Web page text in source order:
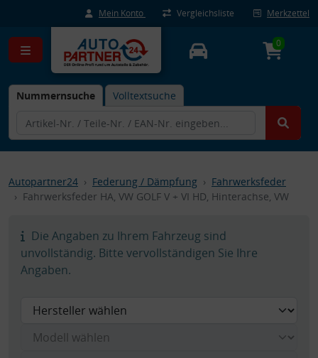
Mein Konto Vergleichsliste Merkzettel
Nummernsuche Volltextsuche
0
Autopartner24 Federung / Dämpfung
Fahrwerksfeder
Fahrwerksfeder HA, VW GOLF V + VI HD, Hinterachse, VW
Die Angaben zu Ihrem Fahrzeug sind
unvollständig. Bitte vervollständigen Sie Ihre
Angaben.